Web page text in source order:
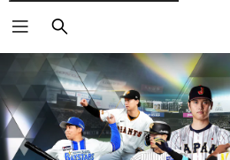
Zoeken